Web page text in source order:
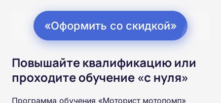
«Оформить со скидкой»
Повышайте квалификацию или
проходите обучение «с нуля»
Программа обучения «Моторист мотопомп»